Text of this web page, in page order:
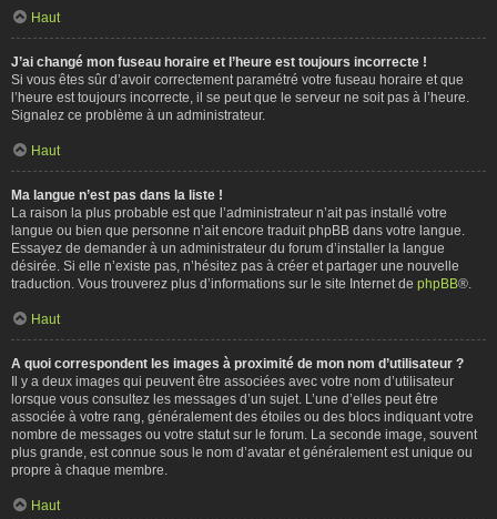
Haut
J’ai changé mon fuseau horaire et l’heure est toujours incorrecte !
Si vous êtes sûr d’avoir correctement paramétré votre fuseau horaire et que
l’heure est toujours incorrecte, il se peut que le serveur ne soit pas à l’heure.
Signalez ce problème à un administrateur.
Haut
Ma langue n’est pas dans la liste !
La raison la plus probable est que l’administrateur n’ait pas installé votre
langue ou bien que personne n’ait encore traduit phpBB dans votre langue.
Essayez de demander à un administrateur du forum d’installer la langue
désirée. Si elle n’existe pas, n’hésitez pas à créer et partager une nouvelle
traduction. Vous trouverez plus d’informations sur le site Internet de phpBB®.
Haut
A quoi correspondent les images à proximité de mon nom d’utilisateur ?
Il y a deux images qui peuvent être associées avec votre nom d’utilisateur
lorsque vous consultez les messages d’un sujet. L’une d’elles peut être
associée à votre rang, généralement des étoiles ou des blocs indiquant votre
nombre de messages ou votre statut sur le forum. La seconde image, souvent
plus grande, est connue sous le nom d’avatar et généralement est unique ou
propre à chaque membre.
Haut